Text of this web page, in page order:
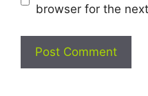
browser for the